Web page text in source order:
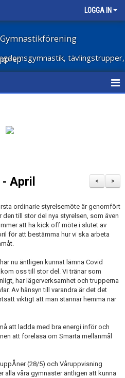
LOGGA IN
Kv AG, hopprep
>
<
April
ordinarie styrelsemöte är genomfört
den till stor del nya styrelsen, som även
att ha kick off möte i slutet av
för att bestämma hur vi ska arbeta
nu äntligen kunnat lämna Covid
oss till stor del. Vi tränar som
har lägerverksamhet och trupperna
Av hänsyn till varandra är det det
viktigt att man stannar hemma när
att ladda med bra energi inför och
att föreläsa om Smarta mellanmål
(28/5) och Våruppvisning
alla våra gymnaster äntligen att kunna